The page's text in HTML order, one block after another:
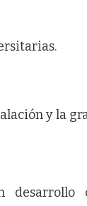
y la
desarrollo